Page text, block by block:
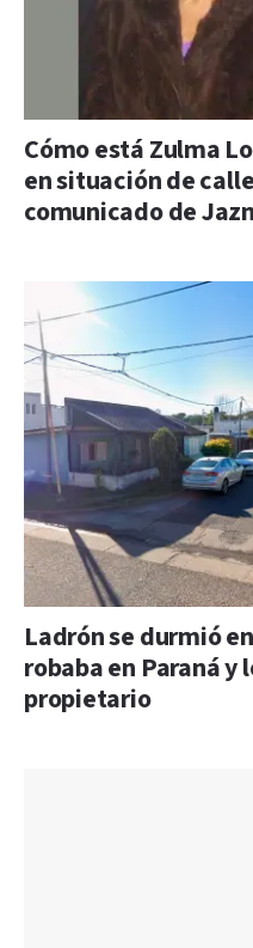
Cómo está Zulma
en situación de
comunicado de
Ladrón se durmió
robaba en Paraná y
propietario